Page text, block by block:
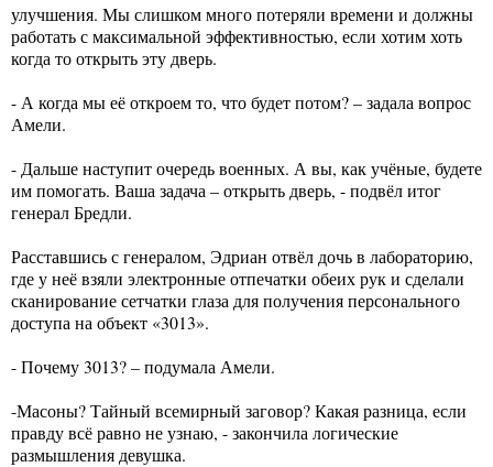
улучшения. Мы слишком много потеряли времени и должны
работать с максимальной эффективностью, если хотим хоть
когда то открыть эту дверь.
- А когда мы её откроем то, что будет потом? – задала вопрос
Амели.
- Дальше наступит очередь военных. А вы, как учёные, будете
им помогать. Ваша задача – открыть дверь, - подвёл итог
генерал Бредли.
Расставшись с генералом, Эдриан отвёл дочь в лабораторию,
где у неё взяли электронные отпечатки обеих рук и сделали
сканирование сетчатки глаза для получения персонального
доступа на объект «3013».
- Почему 3013? – подумала Амели.
-Масоны? Тайный всемирный заговор? Какая разница, если
правду всё равно не узнаю, - закончила логические
размышления девушка.